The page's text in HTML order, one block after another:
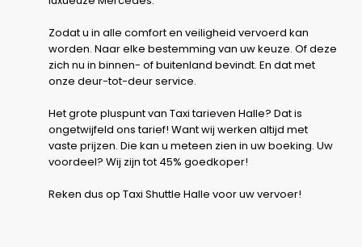
Zodat u in alle comfort en veiligheid vervoerd kan
worden. Naar elke bestemming van uw keuze. Of deze
zich nu in binnen- of buitenland bevindt. En dat met
onze deur-tot-deur service.
Het grote pluspunt van Taxi tarieven Halle? Dat is
ongetwijfeld ons tarief! Want wij werken altijd met
vaste prijzen. Die kan u meteen zien in uw boeking. Uw
voordeel? Wij zijn tot 45% goedkoper!
Reken dus op Taxi Shuttle Halle voor uw vervoer!